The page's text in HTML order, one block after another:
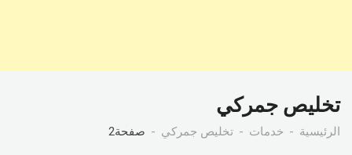
تخليص جمركي
الرئيسية خدمات تخليص جمركي صفحة2